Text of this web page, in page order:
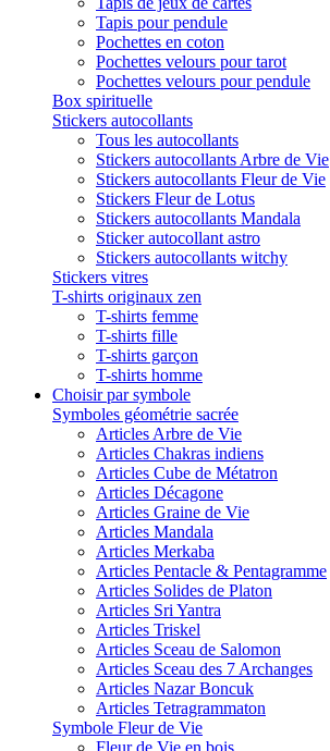
Tapis pour pendule
Pochettes en coton
Pochettes velours pour tarot
Pochettes velours pour pendule
Box spirituelle
Stickers autocollants
Tous les autocollants
Stickers autocollants Arbre de Vie
Stickers autocollants Fleur de Vie
Stickers Fleur de Lotus
Stickers autocollants Mandala
Sticker autocollant astro
Stickers autocollants witchy
Stickers vitres
T-shirts originaux zen
T-shirts femme
T-shirts fille
T-shirts garçon
T-shirts homme
Choisir par symbole
Symboles géométrie sacrée
Articles Arbre de Vie
Articles Chakras indiens
Articles Cube de Métatron
Articles Décagone
Articles Graine de Vie
Articles Mandala
Articles Merkaba
Articles Pentacle & Pentagramme
Articles Solides de Platon
Articles Sri Yantra
Articles Triskel
Articles Sceau de Salomon
Articles Sceau des 7 Archanges
Articles Nazar Boncuk
Articles Tetragrammaton
Symbole Fleur de Vie
Fleur de Vie en bois